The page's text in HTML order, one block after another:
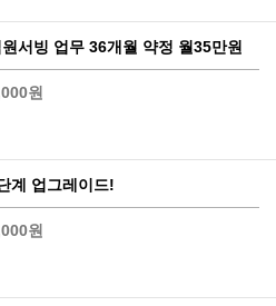
서빙 업무 36개월 약정 월35만원
원
계 업그레이드!
원